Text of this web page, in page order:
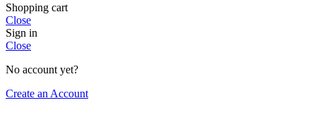
Shopping cart
Close
Sign in
Close
No account yet?
Create an Account